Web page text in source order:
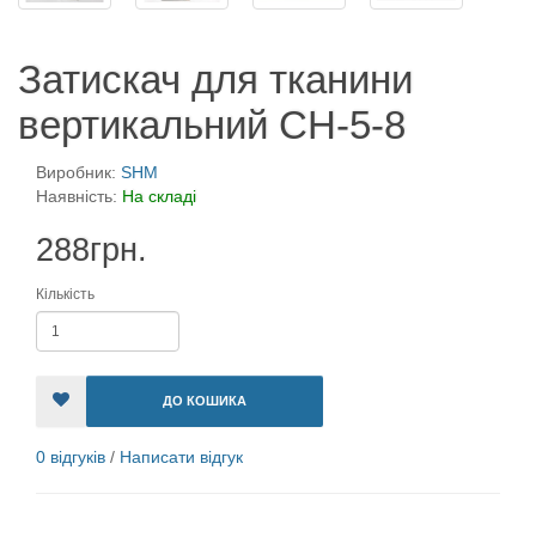
Затискач для тканини
вертикальний CH-5-8
Виробник: SHM
Наявність: На складі
288грн.
Кількість
ДО КОШИКА
0 відгуків / Написати відгук